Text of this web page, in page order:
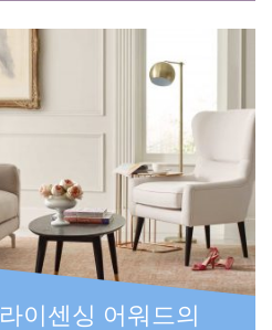
이센싱 어워드의